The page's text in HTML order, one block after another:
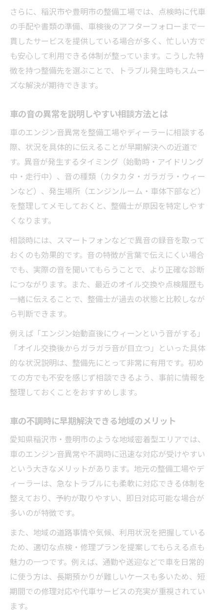
さらに、稲沢市や豊明市の整備工場では、点検時に代車
の手配や書類の準備、車検後のアフターフォローまで一
貫したサービスを提供している場合が多く、忙しい方で
も安心して利用できる体制が整っています。こうした特
徴を持つ整備先を選ぶことで、トラブル発生時もスムー
ズな解決が期待できます。
車の音の異常を説明しやすい相談方法とは
車のエンジン音異常を整備工場やディーラーに相談する
際、状況を具体的に伝えることが早期解決への近道で
す。異音が発生するタイミング（始動時・アイドリング
中・走行中）、音の種類（カタカタ・ガラガラ・ウィー
ンなど）、発生場所（エンジンルーム・車体下部など）
を整理してメモしておくと、整備士が原因を特定しやす
くなります。
相談時には、スマートフォンなどで異音の録音を取って
おくのも効果的です。音の特徴が言葉で伝えにくい場合
でも、実際の音を聞いてもらうことで、より正確な診断
につながります。また、最近のオイル交換や点検履歴も
一緒に伝えることで、整備士が過去の状態と比較しなが
ら判断できます。
例えば「エンジン始動直後にウィーンという音がする」
「オイル交換後からガラガラ音が目立つ」といった具体
的な状況説明は、整備先にとって非常に有用です。初め
ての方でも不安を感じず相談できるよう、事前に情報を
整理しておくことをおすすめします。
車の不調時に早期解決できる地域のメリット
愛知県稲沢市・豊明市のような地域密着型エリアでは、
車のエンジン音異常や不調時に迅速な対応が受けやすい
という大きなメリットがあります。地元の整備工場やデ
ィーラーは、急なトラブルにも柔軟に対応できる体制を
整えており、予約が取りやすい、即日対応可能な場合が
多いのが特徴です。
また、地域の道路事情や気候、利用状況を把握している
ため、適切な点検・修理プランを提案してもらえる点も
魅力の一つです。例えば、通勤や送迎などで車を日常的
に使う方は、長期預かりが難しいケースも多いため、短
期間での修理対応や代車サービスの充実が重視されてい
ます。